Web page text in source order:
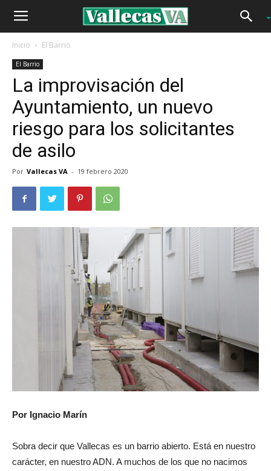
Inicio El Barrio
El Barrio
La improvisación del
Ayuntamiento, un nuevo
riesgo para los solicitantes
de asilo
Por Vallecas VA - 19 febrero 2020
Por Ignacio Marín
Sobra decir que Vallecas es un barrio abierto. Está en nuestro
carácter, en nuestro ADN. A muchos de los que no nacimos